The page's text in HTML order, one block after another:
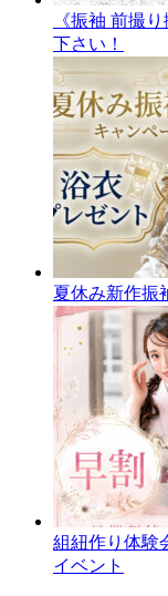
《振袖 前撮
下さい！
夏休み新作振
組紐作り体験
イベント